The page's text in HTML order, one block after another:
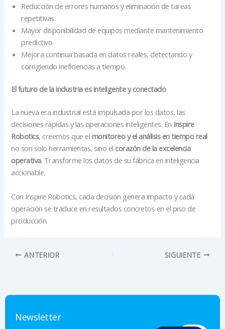
Reducción de errores humanos y eliminación de tareas
repetitivas.
Mayor disponibilidad de equipos mediante mantenimiento
predictivo.
Mejora continua basada en datos reales, detectando y
corrigiendo ineficiencias a tiempo.
El futuro de la industria es inteligente y conectado
La nueva era industrial está impulsada por los datos, las
decisiones rápidas y las operaciones inteligentes. En Inspire
Robotics, creemos que el monitoreo y el análisis en tiempo real
no son solo herramientas, sino el corazón de la excelencia
operativa. Transforme los datos de su fábrica en inteligencia
accionable.
Con Inspire Robotics, cada decisión genera impacto y cada
operación se traduce en resultados concretos en el piso de
producción.
ANTERIOR SIGUIENTE
Newsletter